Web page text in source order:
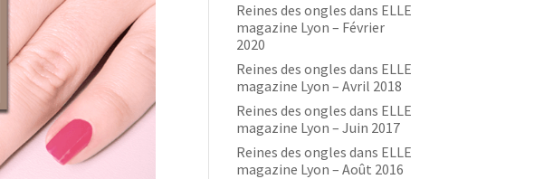
Reines des ongles dans ELLE
magazine Lyon – Février
2020
Reines des ongles dans ELLE
magazine Lyon – Avril 2018
Reines des ongles dans ELLE
magazine Lyon – Juin 2017
Reines des ongles dans ELLE
magazine Lyon – Août 2016